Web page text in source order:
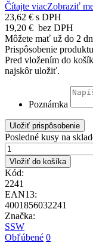
Čítajte viacZobraziť
23,62 € s DPH
19,20 € bez DPH
Môžete mať už do 2
Prispôsobenie produktu
Pred vložením do
najskôr uložiť.
Poznámka
Uložiť prispôsobenie
Posledné kusy na
Vložiť do košíka
Kód:
2241
EAN13:
4001856032241
Značka:
SSW
Obľúbené 0